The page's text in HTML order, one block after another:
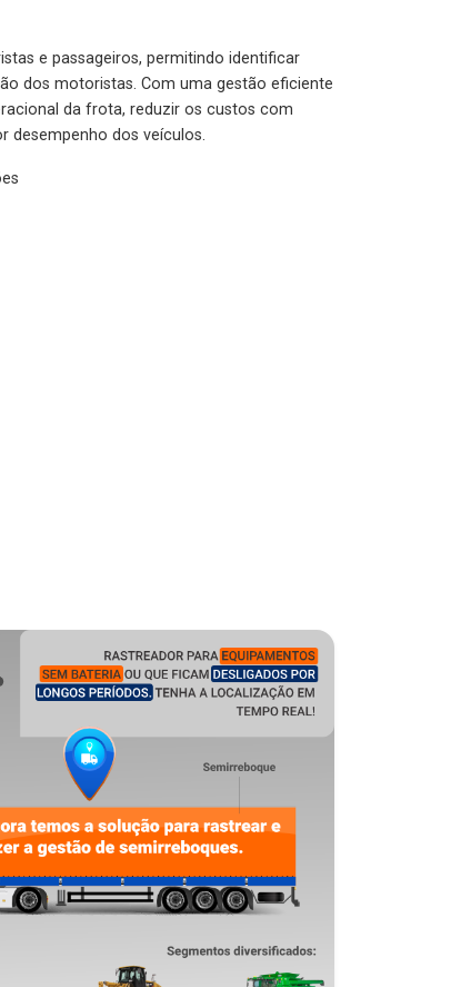
e passageiros, permitindo identificar
dos motoristas. Com uma gestão eficiente
da frota, reduzir os custos com
desempenho dos veículos.